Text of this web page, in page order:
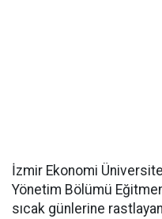
İzmir Ekonomi
Yönetim Bölümü
sıcak günlerine